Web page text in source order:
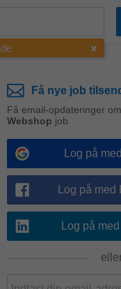
Få nye job
Få email-opdateringer
Webshop job
Log på
Log på
Log på